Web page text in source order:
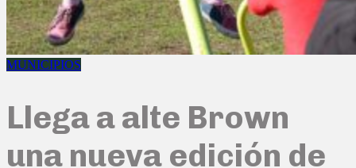
MUNICIPIOS
Llega a alte Brown
una nueva edición de